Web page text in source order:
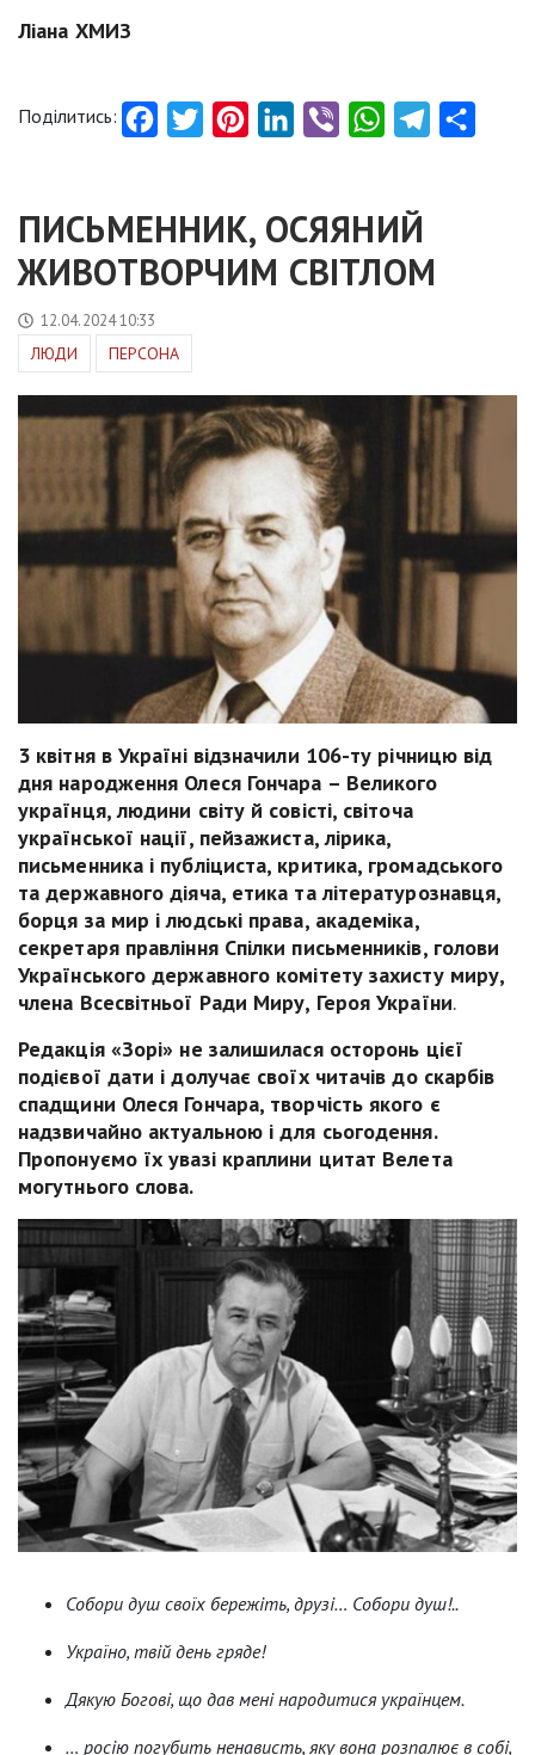
Ліана ХМИЗ
Поділитись: FacebookTwitter PinterestLinkedInViber WhatsAppTelegram
ПИСЬМЕННИК, ОСЯЯНИЙ
ЖИВОТВОРЧИМ СВІТЛОМ
12.04.2024 10:33
ЛЮДИ ПЕРСОНА
3 квітня в Україні відзначили 106-ту річницю від
дня народження Олеся Гончара – Великого
українця, людини світу й совісті, світоча
української нації, пейзажиста, лірика,
письменника і публіциста, критика, громадського
та державного діяча, етика та літературознавця,
борця за мир і людські права, академіка,
секретаря правління Спілки письменників, голови
Українського державного комітету захисту миру,
члена Всесвітньої Ради Миру, Героя України.
Редакція «Зорі» не залишилася осторонь цієї
подієвої дати і долучає своїх читачів до скарбів
спадщини Олеся Гончара, творчість якого є
надзвичайно актуальною і для сьогодення.
Пропонуємо їх увазі краплини цитат Велета
могутнього слова.
Собори душ своїх бережіть, друзі… Собори душ!..
Україно, твій день гряде!
Дякую Богові, що дав мені народитися українцем.
… росію погубить ненависть, яку вона розпалює в собі,